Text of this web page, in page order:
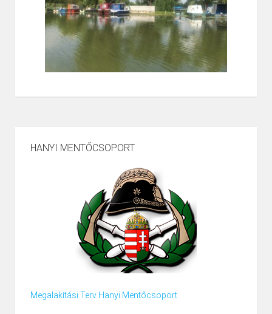
HANYI MENTŐCSOPORT
Megalakítási Terv Hanyi Mentőcsoport